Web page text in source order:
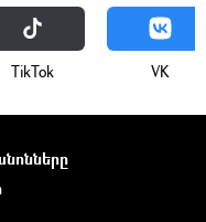
ТikТоk VK